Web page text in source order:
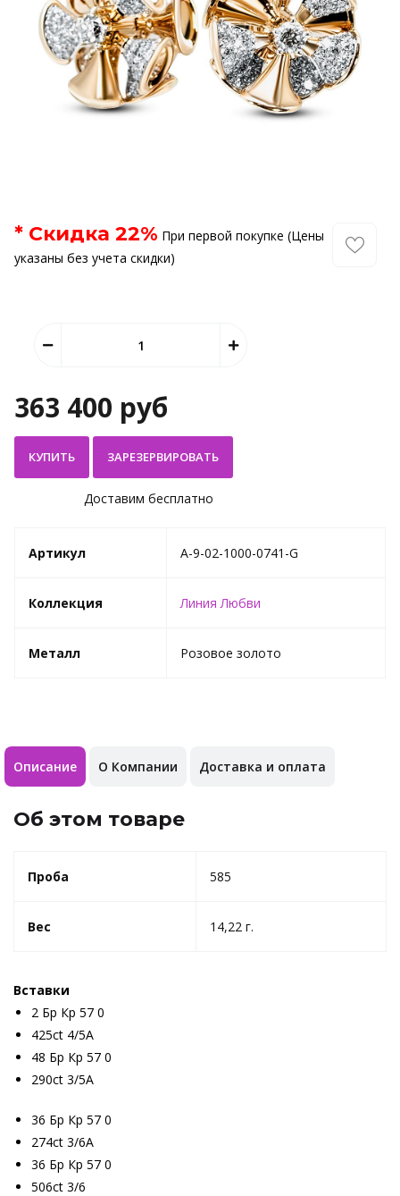
* Скидка 22% При первой покупке (Цены
указаны без учета скидки)
363 400 руб
КУПИТЬ
Доставим бесплатно
Артикул A-9-02-1000-0741-G
Коллекция Линия Любви
Металл Розовое золото
Описание О Компании Доставка и оплата
Об этом товаре
Проба 585
Вес 14,22 г.
Вставки
2 Бр Кр 57 0
425ct 4/5А
48 Бр Кр 57 0
290ct 3/5А
36 Бр Кр 57 0
274ct 3/6А
36 Бр Кр 57 0
506ct 3/6